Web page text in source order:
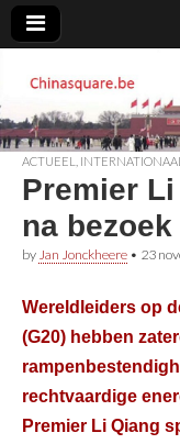
ACTUEEL INTERNATIONAAL
Premier
na
by Jan Jonckheere • 23
Wereldleiders op
(G20) hebben
rechtvaardige
Premier Li Qiang